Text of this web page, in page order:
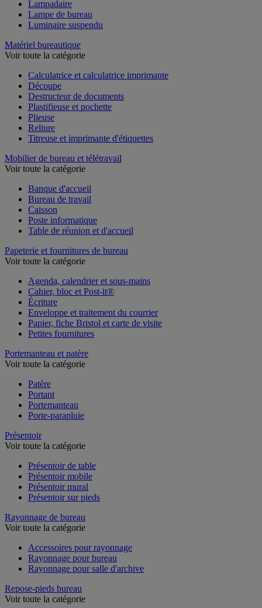
Lampadaire
Lampe de bureau
Matériel bureautique
Calculatrice et calculatrice imprimante
Découpe
Destructeur de documents
Plastifieuse et pochette
Plieuse
Reliure
Mobilier de bureau et télétravail
Banque d'accueil
Bureau de travail
Caisson
Poste informatique
Papeterie et fournitures de bureau
Agenda, calendrier et sous-mains
Cahier, bloc et Post-it®
Écriture
Enveloppe et traitement du courrier
Papier, fiche Bristol et carte de visite
Portemanteau et patère
Patère
Portant
Portemanteau
Présentoir
Présentoir de table
Présentoir mobile
Présentoir mural
Rayonnage de bureau
Accessoires pour rayonnage
Rayonnage pour bureau
Repose-pieds bureau